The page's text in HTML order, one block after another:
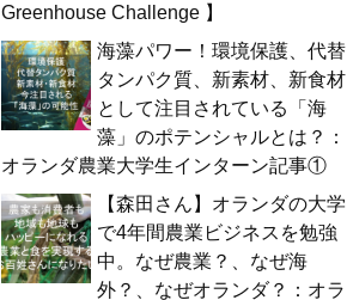
Greenhouse Challenge 】
海藻パワー！環境保護、代替
タンパク質、新素材、新食材
として注目されている「海
藻」のポテンシャルとは？：
オランダ農業大学生インターン記事①
【森田さん】オランダの大学
で4年間農業ビジネスを勉強
中。なぜ農業？、なぜ海
外？、なぜオランダ？：オラ